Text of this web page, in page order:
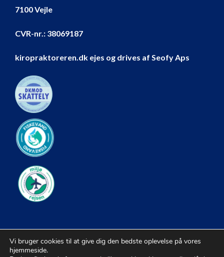
7100 Vejle
CVR-nr.: 38069187
kiropraktoreren.dk ejes og drives af Seofy Aps
Vi bruger cookies til at give dig den bedste oplevelse på vores
hjemmeside.